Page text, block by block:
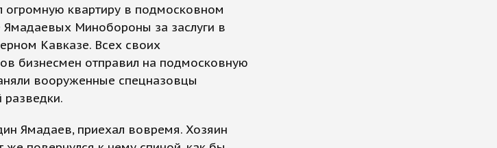
огромную квартиру в подмосковном
Минобороны за заслуги в
Кавказе. Всех своих
бизнесмен отправил на подмосковную
вооруженные спецназовцы
Ямадаев, приехал вовремя. Хозяин